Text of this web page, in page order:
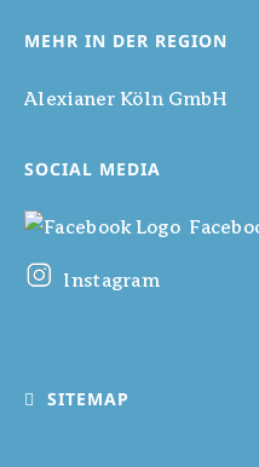
MEHR IN DER REGION
Alexianer Köln GmbH
SOCIAL MEDIA
Instagram
SITEMAP